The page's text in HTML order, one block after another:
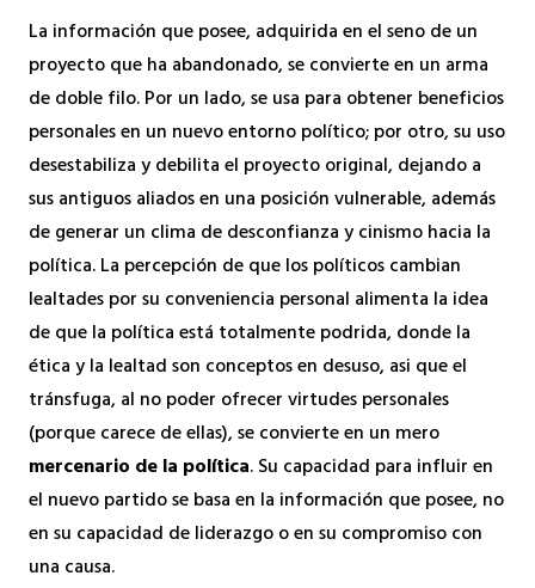
La información que posee, adquirida en el seno de un
proyecto que ha abandonado, se convierte en un arma
de doble filo. Por un lado, se usa para obtener beneficios
personales en un nuevo entorno político; por otro, su uso
desestabiliza y debilita el proyecto original, dejando a
sus antiguos aliados en una posición vulnerable, además
de generar un clima de desconfianza y cinismo hacia la
política. La percepción de que los políticos cambian
lealtades por su conveniencia personal alimenta la idea
de que la política está totalmente podrida, donde la
ética y la lealtad son conceptos en desuso, asi que el
tránsfuga, al no poder ofrecer virtudes personales
(porque carece de ellas), se convierte en un mero
mercenario de la política. Su capacidad para influir en
el nuevo partido se basa en la información que posee, no
en su capacidad de liderazgo o en su compromiso con
una causa.